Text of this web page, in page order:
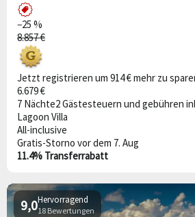
−25 %
8.857 €
Jetzt registrieren um 914 € mehr zu
6.679 €
7 Nächte2 Gästesteuern und gebühren
Lagoon Villa
All-inclusive
Gratis-Storno vor dem 7. Aug
11.4% Transferrabatt
Hervorragend
18 Bewertungen
9,0